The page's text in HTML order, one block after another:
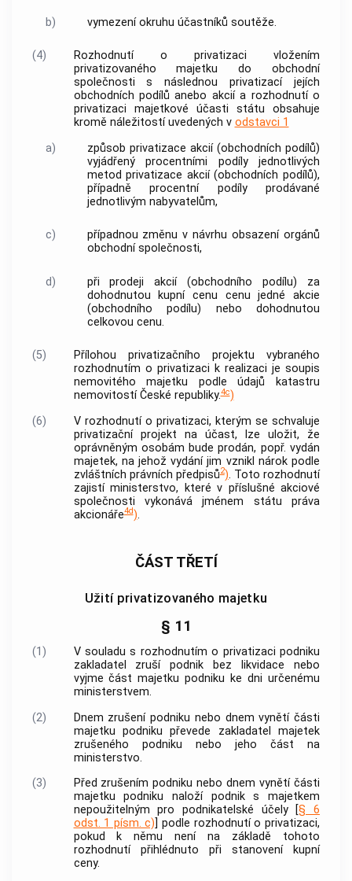
b) vymezení okruhu účastníků soutěže.
(4)
Rozhodnutí o privatizaci vložením
privatizovaného majetku do obchodní
společnosti s následnou privatizací jejích
obchodních podílů anebo akcií a rozhodnutí o
privatizaci majetkové účasti státu obsahuje
kromě náležitostí uvedených v odstavci 1
a)
způsob privatizace akcií (obchodních podílů)
vyjádřený procentními podíly jednotlivých
metod privatizace akcií (obchodních podílů),
případně procentní podíly prodávané
jednotlivým nabyvatelům,
c)
případnou změnu v návrhu obsazení orgánů
obchodní společnosti,
d)
při prodeji akcií (obchodního podílu) za
dohodnutou kupní cenu cenu jedné akcie
(obchodního podílu) nebo dohodnutou
celkovou cenu.
(5)
Přílohou privatizačního projektu vybraného
rozhodnutím o privatizaci k realizaci je soupis
nemovitého majetku podle údajů katastru
nemovitostíČeské republiky.4c)
(6)
V rozhodnutí o privatizaci, kterým se schvaluje
privatizační projekt na účast, lze uložit, že
oprávněným osobám bude prodán, popř. vydán
majetek, na jehož vydání jim vznikl nárok podle
zvláštních právních předpisů2). Toto rozhodnutí
zajistí ministerstvo, které v příslušné akciové
společnosti vykonává jménem státu práva
akcionáře4d).
ČÁST TŘETÍ
Užití privatizovaného majetku
§ 11
(1)
V souladu s rozhodnutím o privatizaci podniku
zakladatel zruší podnik bez likvidace nebo
vyjme část majetku podniku ke dni určenému
ministerstvem.
(2)
Dnem zrušení podniku nebo dnem vynětí části
majetku podniku převede zakladatel majetek
zrušeného podniku nebo jeho část na
ministerstvo.
(3)
Před zrušením podniku nebo dnem vynětí části
majetku podniku naloží podnik s majetkem
nepoužitelným pro podnikatelské účely [§ 6
odst. 1 písm. c)] podle rozhodnutí o privatizaci,
pokud k němu není na základě tohoto
rozhodnutí přihlédnuto při stanovení kupní
ceny.